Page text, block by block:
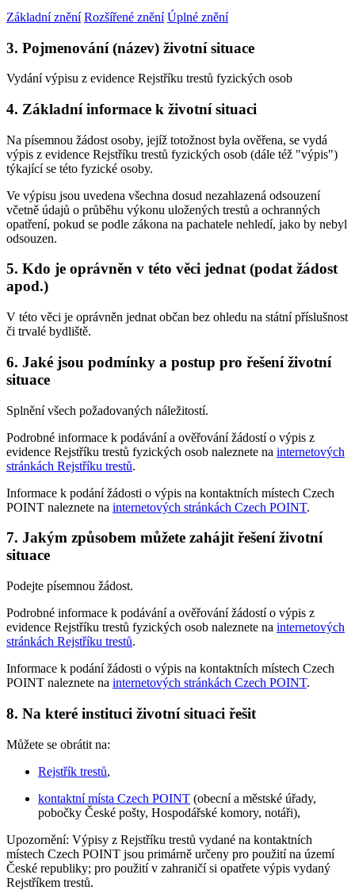
Základní znění Rozšířené znění Úplné znění
3. Pojmenování (název) životní situace
Vydání výpisu z evidence Rejstříku trestů fyzických osob
4. Základní informace k životní situaci
Na písemnou žádost osoby, jejíž totožnost byla ověřena, se vydá
výpis z evidence Rejstříku trestů fyzických osob (dále též "výpis")
týkající se této fyzické osoby.
Ve výpisu jsou uvedena všechna dosud nezahlazená odsouzení
včetně údajů o průběhu výkonu uložených trestů a ochranných
opatření, pokud se podle zákona na pachatele nehledí, jako by nebyl
odsouzen.
5. Kdo je oprávněn v této věci jednat (podat žádost
apod.)
V této věci je oprávněn jednat občan bez ohledu na státní příslušnost
či trvalé bydliště.
6. Jaké jsou podmínky a postup pro řešení životní
situace
Splnění všech požadovaných náležitostí.
Podrobné informace k podávání a ověřování žádostí o výpis z
evidence Rejstříku trestů fyzických osob naleznete na internetových
stránkách Rejstříku trestů.
Informace k podání žádosti o výpis na kontaktních místech Czech
POINT naleznete na internetových stránkách Czech POINT.
7. Jakým způsobem můžete zahájit řešení životní
situace
Podejte písemnou žádost.
Podrobné informace k podávání a ověřování žádostí o výpis z
evidence Rejstříku trestů fyzických osob naleznete na internetových
stránkách Rejstříku trestů.
Informace k podání žádosti o výpis na kontaktních místech Czech
POINT naleznete na internetových stránkách Czech POINT.
8. Na které instituci životní situaci řešit
Můžete se obrátit na:
Rejstřík trestů,
kontaktní místa Czech POINT (obecní a městské úřady,
pobočky České pošty, Hospodářské komory, notáři),
Upozornění: Výpisy z Rejstříku trestů vydané na kontaktních
místech Czech POINT jsou primárně určeny pro použití na území
České republiky; pro použití v zahraničí si opatřete výpis vydaný
Rejstříkem trestů.